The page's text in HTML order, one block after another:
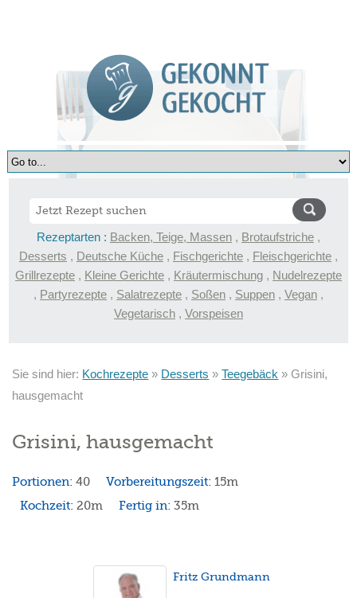
Rezeptarten : Backen, Teige, Massen , Brotaufstriche ,
Desserts , Deutsche Küche , Fischgerichte , Fleischgerichte ,
Grillrezepte , Kleine Gerichte , Kräutermischung , Nudelrezepte
, Partyrezepte , Salatrezepte , Soßen , Suppen , Vegan ,
Vegetarisch , Vorspeisen
Sie sind hier: Kochrezepte » Desserts »Teegebäck »Grisini,
hausgemacht
Grisini, hausgemacht
Portionen:40 Vorbereitungszeit:15m
Kochzeit:20m Fertig in: 35m
Fritz Grundmann